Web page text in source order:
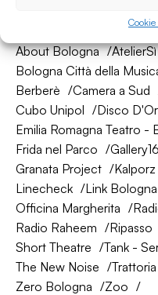
La nostra rete di amici
About Bologna AtelierSì
Bologna Città della
Berberè
Camera a Sud
Cubo Unipol
Disco
Emilia Romagna Teatro -
Frida nel Parco
Gallery16
Granata Project
Kalporz
Linecheck
Link Bologna
Officina Margherita
Radio Raheem
Ripasso
Short Theatre
Tank -
The New Noise
Zero Bologna
Zoo